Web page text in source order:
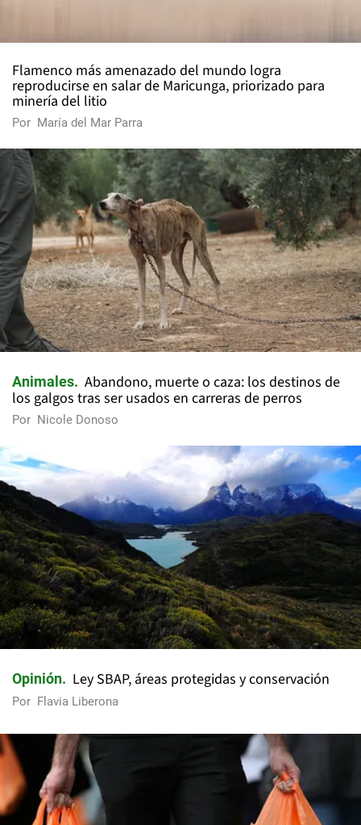
Flamenco más amenazado del mundo logra
reproducirse en salar de Maricunga, priorizado para
minería del litio
Por María del Mar Parra
Animales
Abandono, muerte o caza: los destinos de
los galgos tras ser usados en carreras de perros
Por Nicole Donoso
Opinión Ley SBAP, áreas protegidas y conservación
Por Flavia Liberona